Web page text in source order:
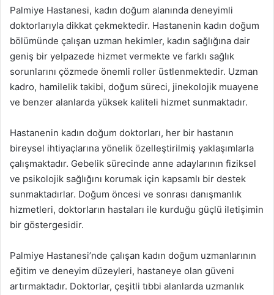
Palmiye Hastanesi, kadın doğum alanında deneyimli
doktorlarıyla dikkat çekmektedir. Hastanenin kadın doğum
bölümünde çalışan uzman hekimler, kadın sağlığına dair
geniş bir yelpazede hizmet vermekte ve farklı sağlık
sorunlarını çözmede önemli roller üstlenmektedir. Uzman
kadro, hamilelik takibi, doğum süreci, jinekolojik muayene
ve benzer alanlarda yüksek kaliteli hizmet sunmaktadır.
Hastanenin kadın doğum doktorları, her bir hastanın
bireysel ihtiyaçlarına yönelik özelleştirilmiş yaklaşımlarla
çalışmaktadır. Gebelik sürecinde anne adaylarının fiziksel
ve psikolojik sağlığını korumak için kapsamlı bir destek
sunmaktadırlar. Doğum öncesi ve sonrası danışmanlık
hizmetleri, doktorların hastaları ile kurduğu güçlü iletişimin
bir göstergesidir.
Palmiye Hastanesi’nde çalışan kadın doğum uzmanlarının
eğitim ve deneyim düzeyleri, hastaneye olan güveni
artırmaktadır. Doktorlar, çeşitli tıbbi alanlarda uzmanlık